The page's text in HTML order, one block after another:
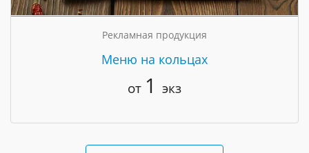
Рекламная продукция
Меню на кольцах
от 1 экз